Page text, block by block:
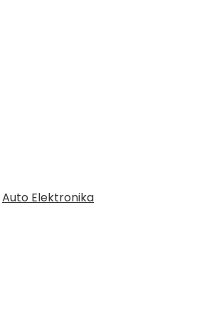
Auto Elektronika